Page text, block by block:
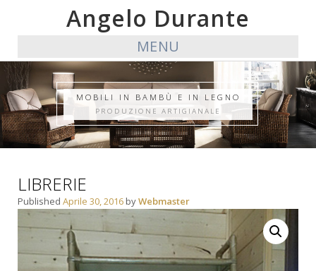
Angelo Durante
MENU
MOBILI IN BAMBÙ E IN LEGNO
PRODUZIONE ARTIGIANALE
LIBRERIE
Published Aprile 30, 2016 byWebmaster